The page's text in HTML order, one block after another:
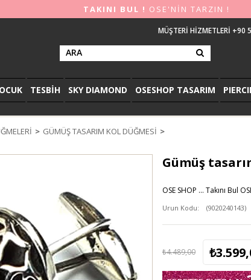
TAKINI BUL ! OSE'NİN TARZIN !
MÜŞTERİ HİZMETLERİ +90
TESBİH SKY DIAMOND OSESHOP TASARIM
GÜMÜŞ TASARIM KOL DÜĞMESI
Gümüş
OSE SHOP ... Takını Bul
(9020240143)
₺4.489,00